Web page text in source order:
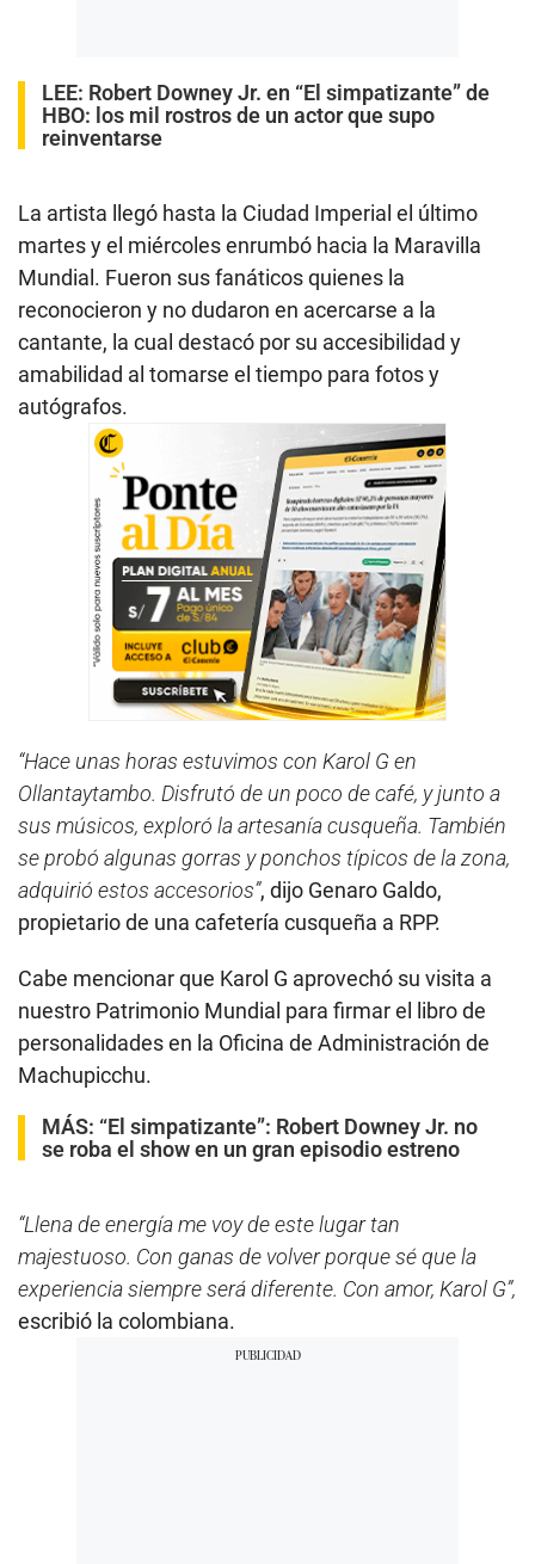
LEE: Robert Downey Jr. en “El simpatizante” de
HBO: los mil rostros de un actor que supo
reinventarse
La artista llegó hasta la Ciudad Imperial el último
martes y el miércoles enrumbó hacia la Maravilla
Mundial. Fueron sus fanáticos quienes la
reconocieron y no dudaron en acercarse a la
cantante, la cual destacó por su accesibilidad y
amabilidad al tomarse el tiempo para fotos y
autógrafos.
“Hace unas horas estuvimos con Karol G en
Ollantaytambo. Disfrutó de un poco de café, y junto a
sus músicos, exploró la artesanía cusqueña. También
se probó algunas gorras y ponchos típicos de la zona,
adquirió estos accesorios”, dijo Genaro Galdo,
propietario de una cafetería cusqueña a RPP.
Cabe mencionar que Karol G aprovechó su visita a
nuestro Patrimonio Mundial para firmar el libro de
personalidades en la Oficina de Administración de
Machupicchu.
MÁS: “El simpatizante”: Robert Downey Jr. no
se roba el show en un gran episodio estreno
“Llena de energía me voy de este lugar tan
majestuoso. Con ganas de volver porque sé que la
experiencia siempre será diferente. Con amor, Karol G”,
escribió la colombiana.